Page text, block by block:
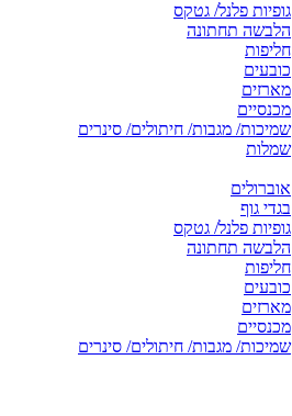
גופיות פלנל/ גטקס
הלבשה תחתונה
חליפות
כובעים
מארזים
מכנסיים
שמיכות/ מגבות/ חיתולים/ סינרים
שמלות
אוברולים
בגדי גוף
גופיות פלנל/ גטקס
הלבשה תחתונה
חליפות
כובעים
מארזים
מכנסיים
שמיכות/ מגבות/ חיתולים/ סינרים